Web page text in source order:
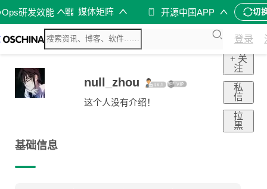
研发效能 媒体矩阵 开源中国APP 切
登录
null_zhou
这个人没有介绍！
+ 关
注
私
信
拉
黑
基础信息